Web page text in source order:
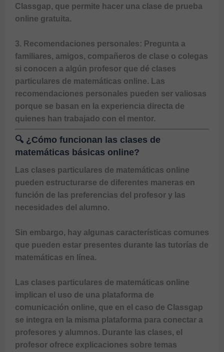
Classgap, que permite hacer una clase de prueba
online gratuita.
3. Recomendaciones personales: Pregunta a
familiares, amigos, compañeros de clase o colegas
si conocen a algún profesor que dé clases
particulares de matemáticas online. Las
recomendaciones personales pueden ser valiosas
porque se basan en la experiencia directa de
quienes han trabajado con el mentor.
🔍 ¿Cómo funcionan las clases de
matemáticas básicas online?
Las clases particulares de matemáticas online
pueden estructurarse de diferentes maneras en
función de las preferencias del profesor y las
necesidades del alumno.
Sin embargo, hay algunas características comunes
que pueden estar presentes durante las tutorías de
matemáticas en línea.
Las clases particulares de matemáticas online
implican el uso de una plataforma de
comunicación online, que en el caso de Classgap
se integra en la misma plataforma para conectar a
profesores y alumnos. Durante las clases, el
profesor ofrece explicaciones sobre temas